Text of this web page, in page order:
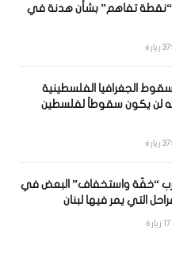
“نقطة تفاهم” بشأن هدنة في
زيارة
سقوط الجغرافيا الفلسطينية
لن يكون سقوطاً لفلسطين
زيارة
“خفّة واستخفاف” البعض في
التي يمر فيها لبنان
171 زيارة